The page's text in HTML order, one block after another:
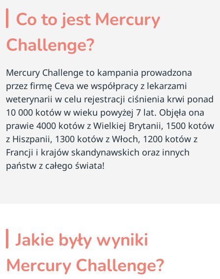
Co to jest Mercury
Challenge?
Mercury Challenge to kampania prowadzona
przez firmę Ceva we współpracy z lekarzami
weterynarii w celu rejestracji ciśnienia krwi ponad
10 000 kotów w wieku powyżej 7 lat. Objęła ona
prawie 4000 kotów z Wielkiej Brytanii, 1500 kotów
z Hiszpanii, 1300 kotów z Włoch, 1200 kotów z
Francji i krajów skandynawskich oraz innych
państw z całego świata!
Jakie były wyniki
Mercury Challenge?